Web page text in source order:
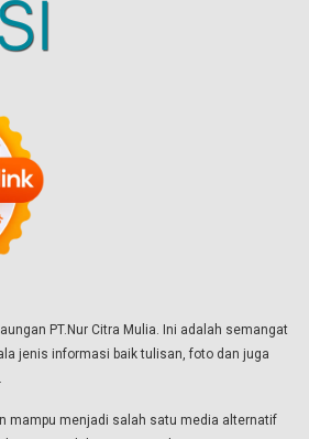
PT.Nur Citra Mulia. Ini adalah semangat
jenis informasi baik tulisan, foto dan juga
mampu menjadi salah satu media alternatif